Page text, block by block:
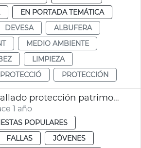
EN PORTADA TEMÁTICA
DEVESA
ALBUFERA
MEDIO AMBIENTE
LIMPIEZA
PROTECCIÓ PROTECCIÓN
Instalación vallado protección patrimonio histórico Fallas València
1 año
POPULARES
FALLAS
JÓVENES